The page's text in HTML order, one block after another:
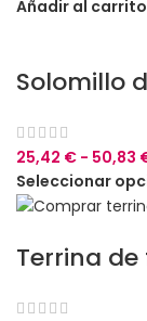
Añadir al carrito
Solomillo
25,42 € - 50,83
Seleccionar
Terrina